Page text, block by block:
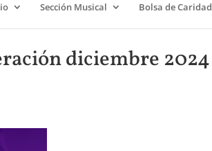
Sección Musical Bolsa de Caridad
diciembre 2024